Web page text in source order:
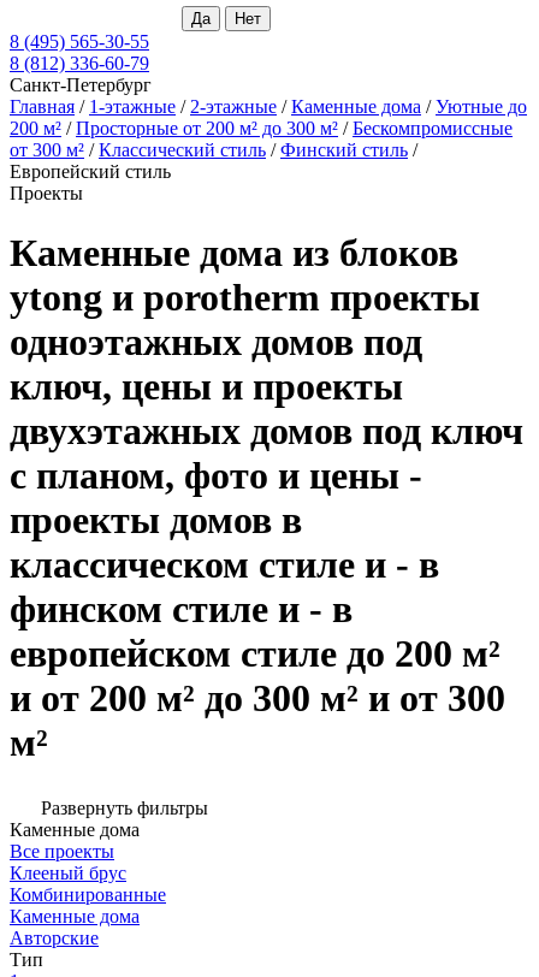
8 (495) 565-30-55
8 (812) 336-60-79
Санкт-Петербург
Главная / 1-этажные / 2-этажные /Каменные дома /Уютные до
200 м² /Просторные от 200 м² до 300 м² /Бескомпромиссные
от 300 м² /Классический стиль /Финский стиль /
Европейский стиль
Проекты
Каменные дома из блоков
ytong и porotherm проекты
одноэтажных домов под
ключ, цены и проекты
двухэтажных домов под ключ
с планом, фото и цены -
проекты домов в
классическом стиле и - в
финском стиле и - в
европейском стиле до 200 м²
и от 200 м² до 300 м² и от 300
м²
Развернуть фильтры
Каменные дома
Все проекты
Клееный брус
Комбинированные
Каменные дома
Авторские
Тип